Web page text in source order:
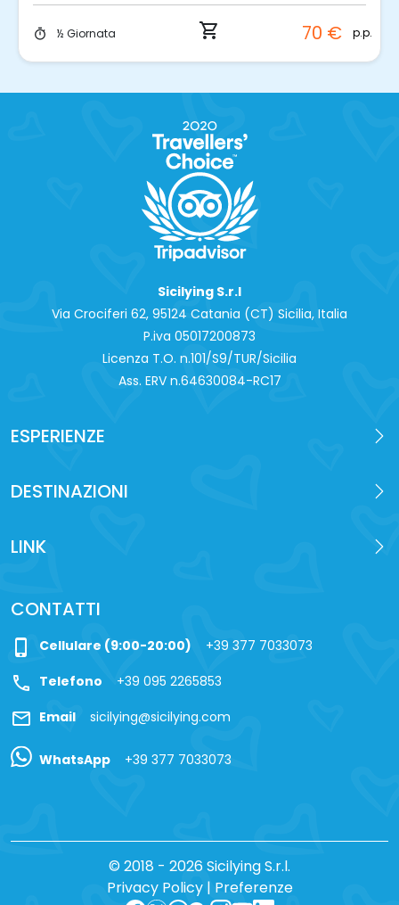
timer ½ Giornata shopping_cart 70 € p.p.
Sicilying S.r.l
Via Crociferi 62, 95124 Catania (CT) Sicilia, Italia
P.iva 0‍5017200873
Licenza T.O. n.101/S9/TUR/Sicilia
Ass. ERV n.64630084-RC17
ESPERIENZE
DESTINAZIONI
LINK
CONTATTI
phone_iphone Cellulare (9:00-20:00) +39 377 7033073
call Telefono +39 095 2265853
mail Email sicilying@sicilying.com
WhatsApp +39 377 7033073
© 2018 - 2026 Sicilying S.r.l.
Privacy Policy| Preferenze